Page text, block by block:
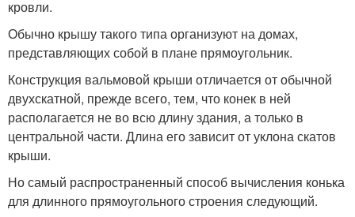
кровли.
Обычно крышу такого типа организуют на домах,
представляющих собой в плане прямоугольник.
Конструкция вальмовой крыши отличается от обычной
двухскатной, прежде всего, тем, что конек в ней
располагается не во всю длину здания, а только в
центральной части. Длина его зависит от уклона скатов
крыши.
Но самый распространенный способ вычисления конька
для длинного прямоугольного строения следующий.